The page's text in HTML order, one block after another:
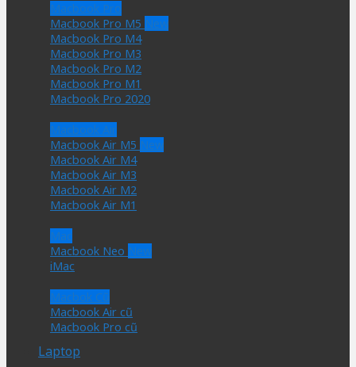
Macbook Pro
Macbook Pro M5
Macbook Pro M4
Macbook Pro M3
Macbook Pro M2
Macbook Pro M1
Macbook Pro 2020
Macbook Air
Macbook Air M5
Macbook Air M4
Macbook Air M3
Macbook Air M2
Macbook Air M1
Mac
Macbook Neo
iMac
Macbok Cũ
Macbook Air cũ
Macbook Pro cũ
Laptop